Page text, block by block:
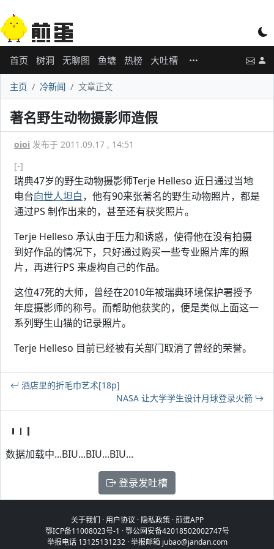
首页 树洞 无聊图 鱼塘 热榜 大吐槽
主页 冷新闻 文章正文
著名野生动物摄影师造假
oioi 发布于 2011.09.17 , 14:51
[-]
瑞典47岁的野生动物摄影师Terje Helleso 近日通过当地
电台向世人坦白，他有90来张著名的野生动物照片，都是
通过PS 制作出来的，甚至还有获奖照片。
Terje Helleso 承认由于压力和诱惑，使得他在没有拍摄
到好作品的情况下，只好通过购买一些专业照片库的照
片，再进行PS 来虚构自己的作品。
这位47死的大师，曾经在2010年被瑞典环境保护署授予
年度摄影师的称号。而帮助他获奖的，便是类似上面这一
系列野生山猫的记录照片。
Terje Helleso 目前已经被有关部门取消了曾经的荣誉。
酒店里的折毛巾艺术[18p]
NASA 让大学学生设计月球登录火箭
数据加载中...BIU...BIU...BIU...
登录发吐槽
关于我们 ·用户协议 · 隐私政策·煎蛋APP
鄂ICP备11008023号-1 ·鄂公网安备42018502002747号
举报电话 13125131232 · 举报邮箱 jubao@jandan.com